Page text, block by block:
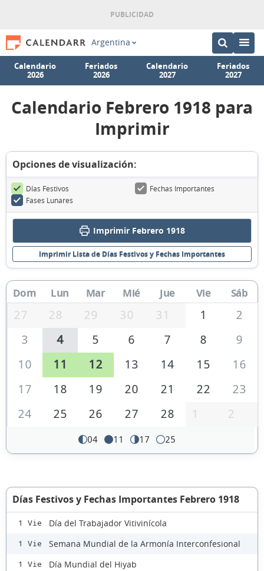
Argentina
Calendario
2026
Feriados
2026
Calendario
2027
Feriados
2027
Calendario Febrero 1918 para
Imprimir
Opciones de visualización:
Días Festivos
Fechas Importantes
Fases Lunares
Imprimir Febrero 1918
Imprimir Lista de Días Festivos y Fechas Importantes
Dom Lun Mar Mié Jue Vie Sáb
27 28 29 30 31 1
2
3
4 5 6 7 8
9
10
11 12 13 14 15
16
17
18 19 20 21 22
23
24
25 26 27 28 1 2
04 11 17 25
Días Festivos y Fechas Importantes Febrero 1918
1 Vie Día del Trabajador Vitivinícola
1 Vie Semana Mundial de la Armonía Interconfesional
1 Vie Día Mundial del Hiyab